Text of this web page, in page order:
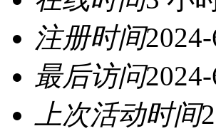
注册时间
最后访问
上次活动时间